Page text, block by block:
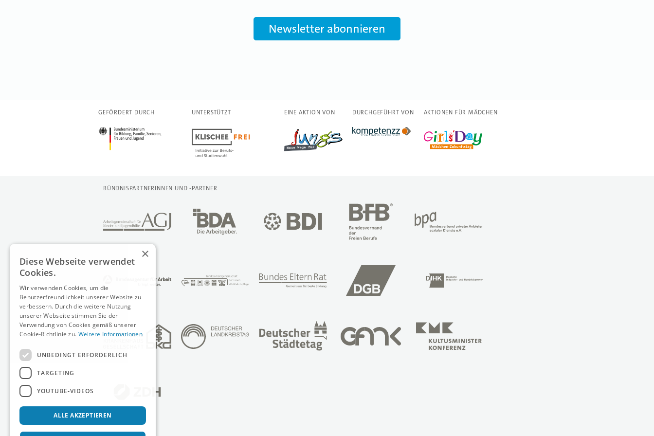
Newsletter abonnieren
GEFÖRDERT DURCH UNTERSTÜTZT EINE AKTION VON DURCHGEFÜHRT VON AKTIONEN FÜR MÄDCHEN
BÜNDNISPARTNERINNEN UND -PARTNER
×
Diese Webseite verwendet
Cookies.
Wir verwenden Cookies, um die
Benutzerfreundlichkeit unserer Website zu
verbessern. Durch die weitere Nutzung
unserer Webseite stimmen Sie der
Verwendung von Cookies gemäß unserer
Cookie-Richtlinie zu. Weitere Informationen
UNBEDINGT ERFORDERLICH
TARGETING
YOUTUBE-VIDEOS
ALLE AKZEPTIEREN